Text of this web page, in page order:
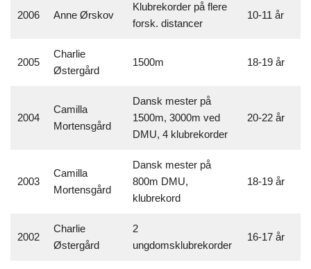
2006 Anne Ørskov
Klubrekorder på flere
forsk. distancer
10-11 år
2005
Charlie
Østergård
1500m 18-19 år
2004
Camilla
Mortensgård
Dansk mester på
1500m, 3000m ved
DMU, 4 klubrekorder
20-22 år
2003
Camilla
Mortensgård
Dansk mester på
800m DMU,
klubrekord
18-19 år
2002
Charlie
Østergård
2
ungdomsklubrekorder
16-17 år